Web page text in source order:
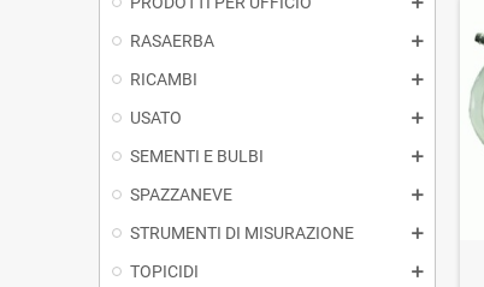
RASAERBA
RICAMBI
USATO
SEMENTI E BULBI
SPAZZANEVE
STRUMENTI DI MISURAZIONE
TOPICIDI